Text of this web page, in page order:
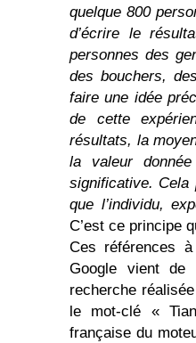
quelque 800
d’écrire le
personnes des
des bouchers,
faire une idée
de cette
résultats, la
la valeur
significative. Cela
que l’individu,
C’est ce principe
Ces références
Google vient de
recherche
le mot-clé «
française du